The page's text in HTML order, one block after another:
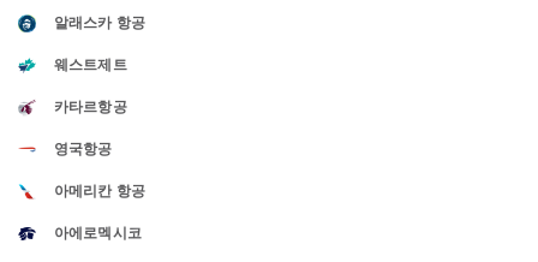
알래스카 항공
웨스트제트
카타르항공
영국항공
아메리칸 항공
아에로멕시코